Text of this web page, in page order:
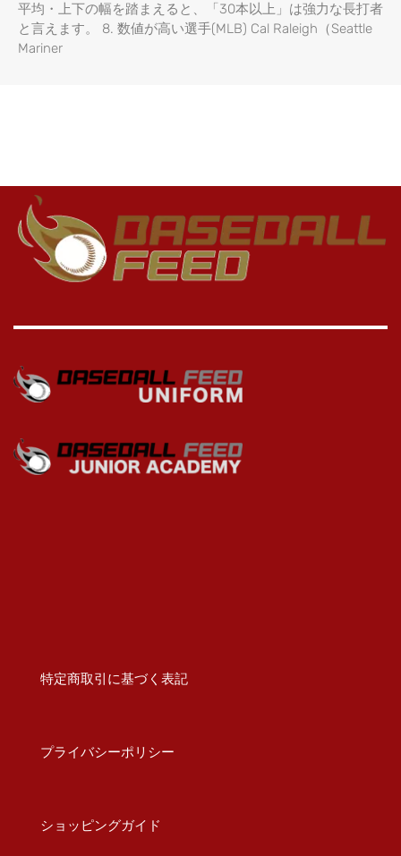
平均・上下の幅を踏まえると、「30本以上」は強力な長打者
と言えます。 8. 数値が高い選手(MLB) Cal Raleigh（Seattle
Mariner
特定商取引に基づく表記
プライバシーポリシー
ショッピングガイド